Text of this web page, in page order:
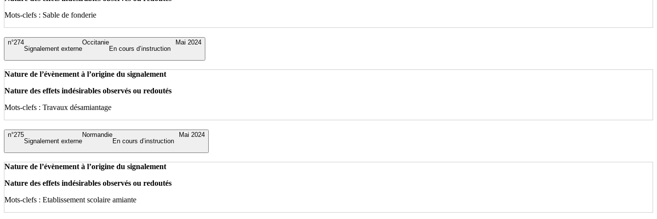
Mots-clefs : Sable de fonderie
Mai 2024
En cours d’instruction
Occitanie
Signalement externe
n°274
Nature de l’évènement à l’origine du signalement
Nature des effets indésirables observés ou redoutés
Mots-clefs : Travaux désamiantage
Mai 2024
En cours d’instruction
Normandie
Signalement externe
n°275
Nature de l’évènement à l’origine du signalement
Nature des effets indésirables observés ou redoutés
Mots-clefs : Etablissement scolaire amiante